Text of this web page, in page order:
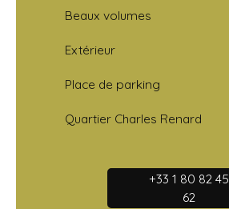
Beaux volumes
Extérieur
Place de parking
Quartier Charles Renard
+33 1 80 82 45
62